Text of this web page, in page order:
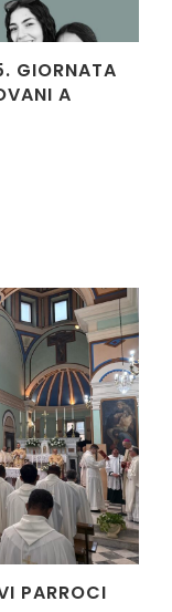
GIORNATA
A
PARROCI